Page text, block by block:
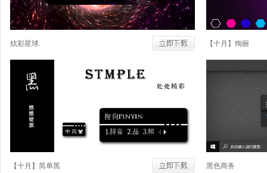
炫彩星球. 【十月】绚丽
【十月】简单黑 黑色商务